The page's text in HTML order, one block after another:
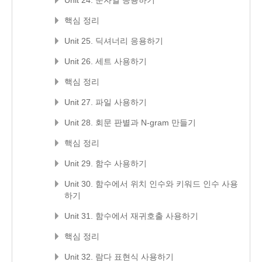
핵심 정리
Unit 25. 딕셔너리 응용하기
Unit 26. 세트 사용하기
핵심 정리
Unit 27. 파일 사용하기
Unit 28. 회문 판별과 N-gram 만들기
핵심 정리
Unit 29. 함수 사용하기
Unit 30. 함수에서 위치 인수와 키워드 인수 사용
하기
Unit 31. 함수에서 재귀호출 사용하기
핵심 정리
Unit 32. 람다 표현식 사용하기